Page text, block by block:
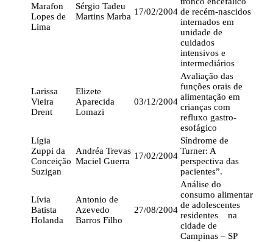
Marafon
Lopes de
Lima
Sérgio Tadeu
Martins Marba 17/02/2004 de recém-nascidos
internados em
unidade de
cuidados
intensivos e
intermediários
Larissa
Vieira
Drent
Elizete
Aparecida
Lomazi
03/12/2004
Avaliação das
funções orais de
alimentação em
crianças com
refluxo gastro-
esofágico
Lígia
Zuppi da
Conceição
Suzigan
Andréa Trevas
Maciel Guerra
17/02/2004
Síndrome de
Turner: A
perspectiva das
pacientes”.
Lívia
Batista
Holanda
Antonio de
Azevedo
Barros Filho
27/08/2004
Análise do
consumo alimentar
de adolescentes
residentes na
cidade de
Campinas – SP